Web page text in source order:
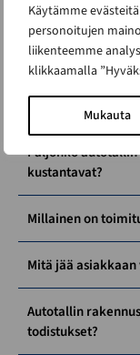
Käytämme
personoitujen
liikenteemme
klikkaamalla
Mukauta
Pystyttekö
olevista
rajoitukset, esim.
Paljonko
kustantavat?
Millainen on
Mitä jää asiakkaan
Autotallin
todistukset?